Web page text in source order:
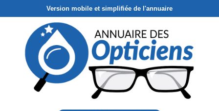
Version mobile et simplifiée de l'annuaire